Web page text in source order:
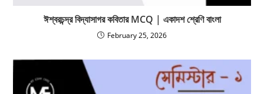
ঈশ্বরচন্দ্র বিদ্যাসাগর কবিতার MCQ | একাদশ শ্রেণি বাংলা
February 25, 2026